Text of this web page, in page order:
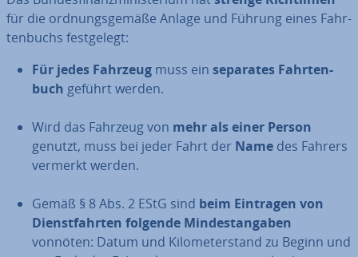
für die ord­nungs­ge­mä­ße Anlage und Führung eines Fahr­
ten­buchs fest­ge­legt:
Für jedes Fahrzeug muss ein separates Fahr­ten­
buch geführt werden.
Wird das Fahrzeug von mehr als einer Person
genutzt, muss bei jeder Fahrt der Name des Fahrers
vermerkt werden.
Gemäß § 8 Abs. 2 EStG sind beim Eintragen von
Dienst­fahr­ten folgende Min­dest­an­ga­ben
vonnöten: Datum und Ki­lo­me­ter­stand zu Beginn und